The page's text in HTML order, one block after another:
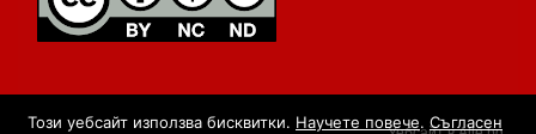
Този уебсайт използва бисквитки. Научете повече. Съгласен